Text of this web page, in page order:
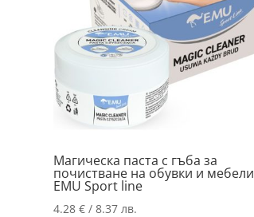
Магическа паста с гъба за
почистване на обувки и мебели
EMU Sport line
4.28€ / 8.37 лв.